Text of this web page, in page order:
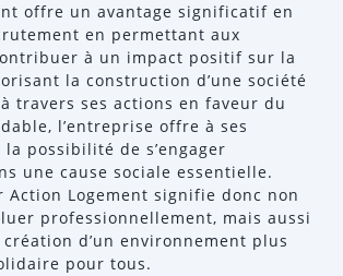
offre un avantage significatif en
en permettant aux
à un impact positif sur la
la construction d’une société
travers ses actions en faveur du
l’entreprise offre à ses
possibilité de s’engager
une cause sociale essentielle.
Action Logement signifie donc non
professionnellement, mais aussi
d’un environnement plus
pour tous.